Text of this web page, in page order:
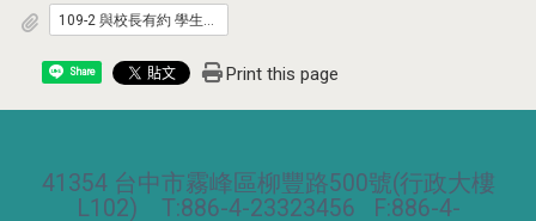
Share Print this page
41354 台中市霧峰區柳豐路500號(行政大樓
L102) T:886-4-23323456 F:886-4-